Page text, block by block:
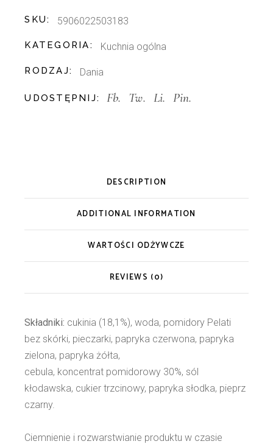
SKU: 5906022503183
KATEGORIA: Kuchnia ogólna
RODZAJ: Dania
UDOSTĘPNIJ: Fb. Tw. Li. Pin.
DESCRIPTION
ADDITIONAL INFORMATION
WARTOŚCI ODŻYWCZE
REVIEWS (0)
Składniki: cukinia (18,1%), woda, pomidory Pelati
bez skórki, pieczarki, papryka czerwona, papryka
zielona, papryka żółta,
cebula, koncentrat pomidorowy 30%, sól
kłodawska, cukier trzcinowy, papryka słodka, pieprz
czarny.
Ciemnienie i rozwarstwianie produktu w czasie